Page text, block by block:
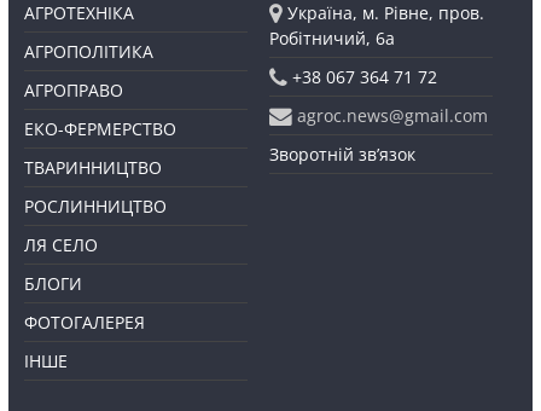
АГРОТЕХНІКА
АГРОПОЛІТИКА
АГРОПРАВО
ЕКО-ФЕРМЕРСТВО
ТВАРИННИЦТВО
РОСЛИННИЦТВО
ЛЯ СЕЛО
БЛОГИ
ФОТОГАЛЕРЕЯ
ІНШЕ
Україна, м. Рівне, пров.
Робітничий, 6а
+38 067 364 71 72
agroc.news@gmail.com
Зворотній зв’язок